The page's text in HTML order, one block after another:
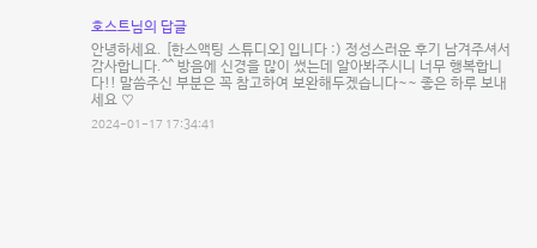
호스트님의 답글
안녕하세요. [한스액팅 스튜디오] 입니다 :) 정성스러운 후기 남겨주셔서
감사합니다.^^ 방음에 신경을 많이 썼는데 알아봐주시니 너무 행복합니
다!! 말씀주신 부분은 꼭 참고하여 보완해두겠습니다~~ 좋은 하루 보내
세요 ♡
2024-01-17 17:34:41